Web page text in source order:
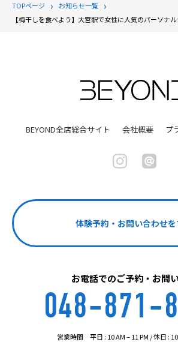
TOPページ
お知らせ一覧
【梅干しを食べよう】大宮駅で女性に人気のパーソナ
BEYOND全店総合サイト 会社概要 プ
体験予約・お問い合わせを
お電話でのご予約・お問
048-871-
営業時間 平日 : 10 AM – 11 PM / 休日 : 10